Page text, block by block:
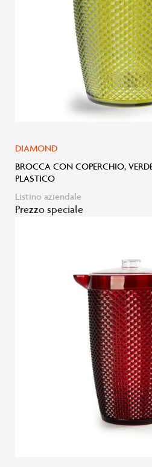
DIAMOND
BROCCA CON COPERCHIO,
PLASTICO
Listino aziendale
Prezzo speciale